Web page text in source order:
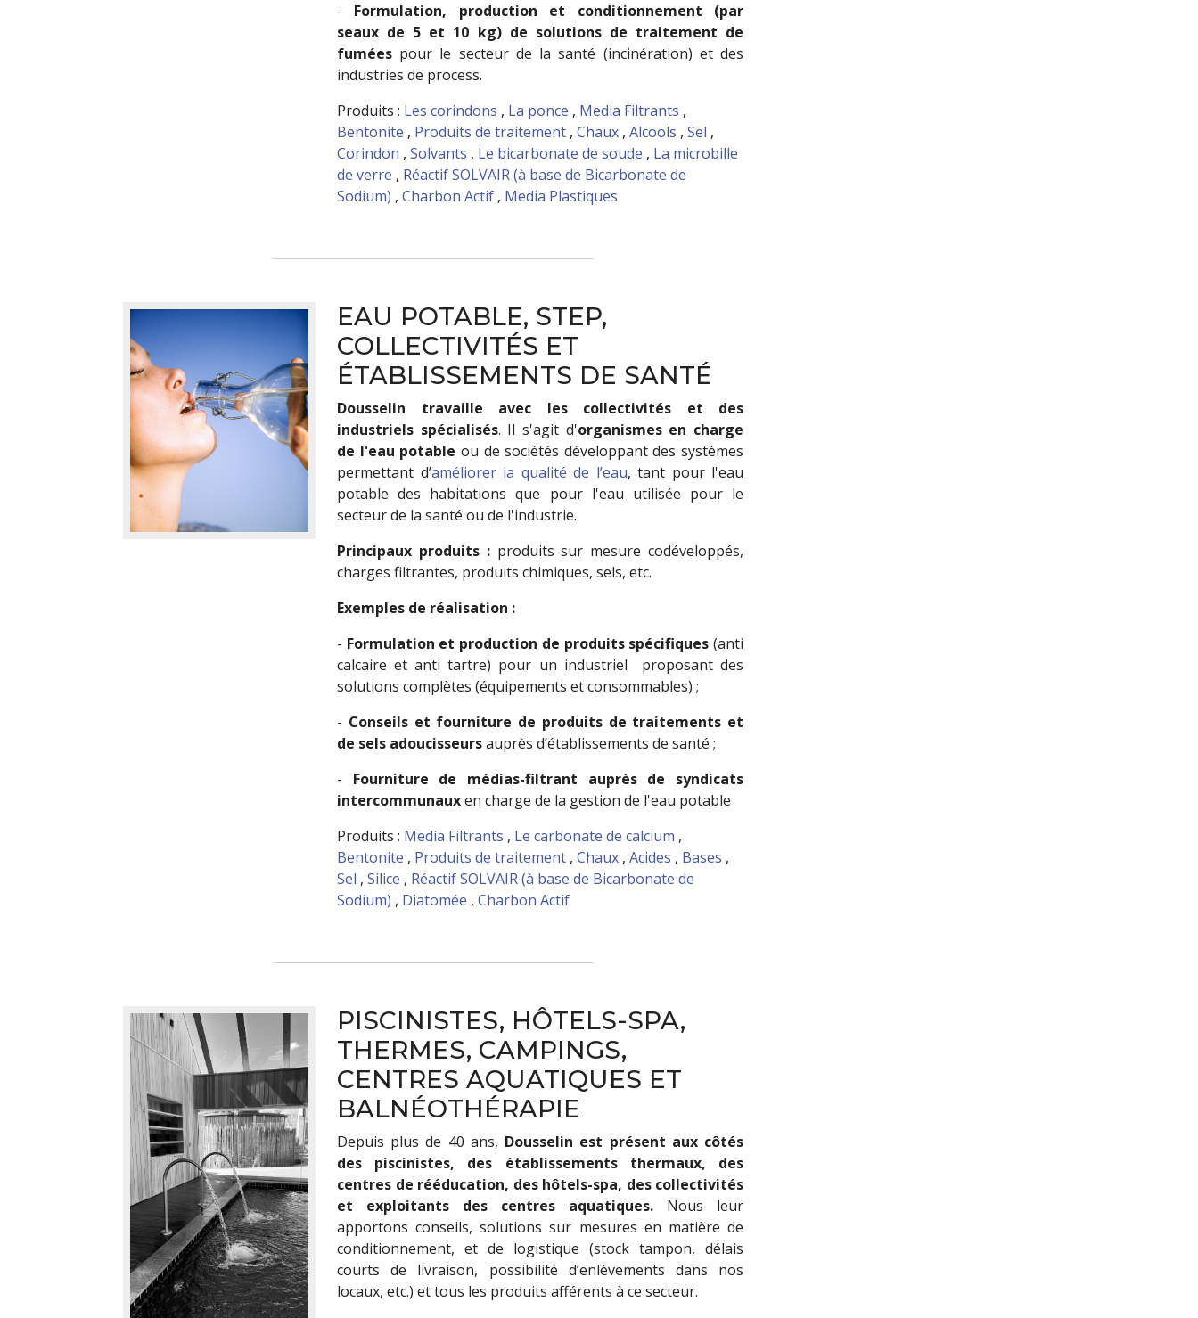
- Formulation, production et conditionnement (par
seaux de 5 et 10 kg) de solutions de traitement de
fumées pour le secteur de la santé (incinération) et des
industries de process.
Produits : Les corindons , La ponce , Media Filtrants ,
Bentonite , Produits de traitement , Chaux , Alcools , Sel ,
Corindon , Solvants , Le bicarbonate de soude , La microbille
de verre , Réactif SOLVAIR (à base de Bicarbonate de
Sodium) , Charbon Actif , Media Plastiques
EAU POTABLE, STEP,
COLLECTIVITÉS ET
ÉTABLISSEMENTS DE SANTÉ
Dousselin travaille avec les collectivités et des
industriels spécialisés. Il s'agit d'organismes en charge
de l'eau potable ou de sociétés développant des systèmes
permettant d’améliorer la qualité de l’eau, tant pour l'eau
potable des habitations que pour l'eau utilisée pour le
secteur de la santé ou de l'industrie.
Principaux produits : produits sur mesure codéveloppés,
charges filtrantes, produits chimiques, sels, etc.
Exemples de réalisation :
- Formulation et production de produits spécifiques (anti
calcaire et anti tartre) pour un industriel proposant des
solutions complètes (équipements et consommables) ;
- Conseils et fourniture de produits de traitements et
de sels adoucisseursauprès d’établissements de santé ;
- Fourniture de médias-filtrant auprès de syndicats
intercommunauxen charge de la gestion de l'eau potable
Produits : Media Filtrants , Le carbonate de calcium ,
Bentonite , Produits de traitement , Chaux , Acides , Bases ,
Sel , Silice , Réactif SOLVAIR (à base de Bicarbonate de
Sodium) , Diatomée , Charbon Actif
PISCINISTES, HÔTELS-SPA,
THERMES, CAMPINGS,
CENTRES AQUATIQUES ET
BALNÉOTHÉRAPIE
Depuis plus de 40 ans, Dousselin est présent aux côtés
des piscinistes, des établissements thermaux, des
centres de rééducation, des hôtels-spa, des collectivités
et exploitants des centres aquatiques. Nous leur
apportons conseils, solutions sur mesures en matière de
conditionnement, et de logistique (stock tampon, délais
courts de livraison, possibilité d’enlèvements dans nos
locaux, etc.) et tous les produits afférents à ce secteur.